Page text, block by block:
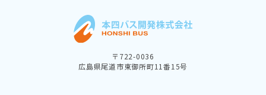
〒722-0036
広島県尾道市東御所町11番15号